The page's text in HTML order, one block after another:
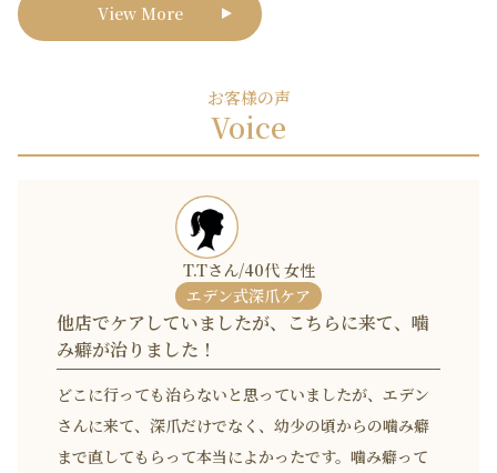
View More
お客様の声
Voice
T.Tさん/40代 女性
エデン式深爪ケア
他店でケアしていましたが、こちらに来て、噛
み癖が治りました！
どこに行っても治らないと思っていましたが、エデン
さんに来て、深爪だけでなく、幼少の頃からの噛み癖
まで直してもらって本当によかったです。噛み癖って